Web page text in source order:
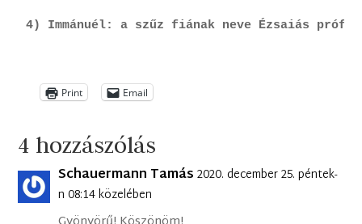
4) Immánuél: a szűz fiának neve Ézsaiás
Print Email
4 hozzászólás
Schauermann Tamás 2020. december 25. péntek-
n 08:14 közelében